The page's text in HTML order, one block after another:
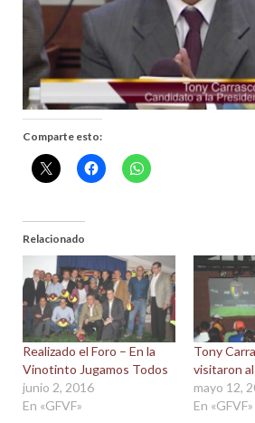
Comparte esto:
Relacionado
Realizado el Foro – En la
Vinotinto Jugamos Todos
junio 2, 2016
En «GFVF»
Tony
visitaron
mayo 12,
En «GFVF»